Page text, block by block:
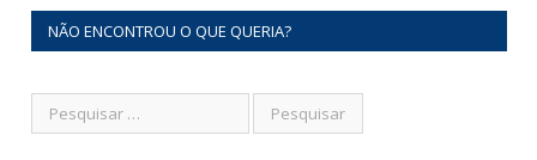
NÃO ENCONTROU O QUE QUERIA?